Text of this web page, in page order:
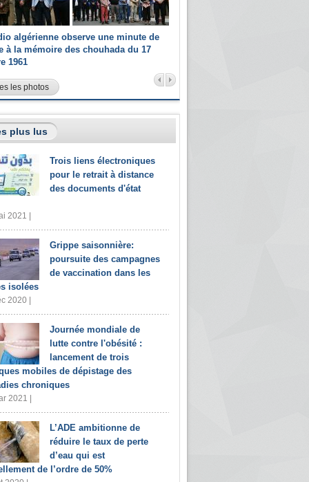
algérienne observe une minute de
à la mémoire des chouhada du 17
1961
les photos
plus lus
Trois liens électroniques
pour le retrait à distance
des documents d'état
2021 |
Grippe saisonnière:
poursuite des campagnes
de vaccination dans les
isolées
2020 |
Journée mondiale de
lutte contre l'obésité :
lancement de trois
mobiles de dépistage des
chroniques
2021 |
L’ADE ambitionne de
réduire le taux de perte
d’eau qui est
de l’ordre de 50%